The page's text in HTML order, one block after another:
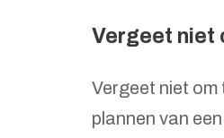
Vergeet niet
Vergeet niet
plannen van